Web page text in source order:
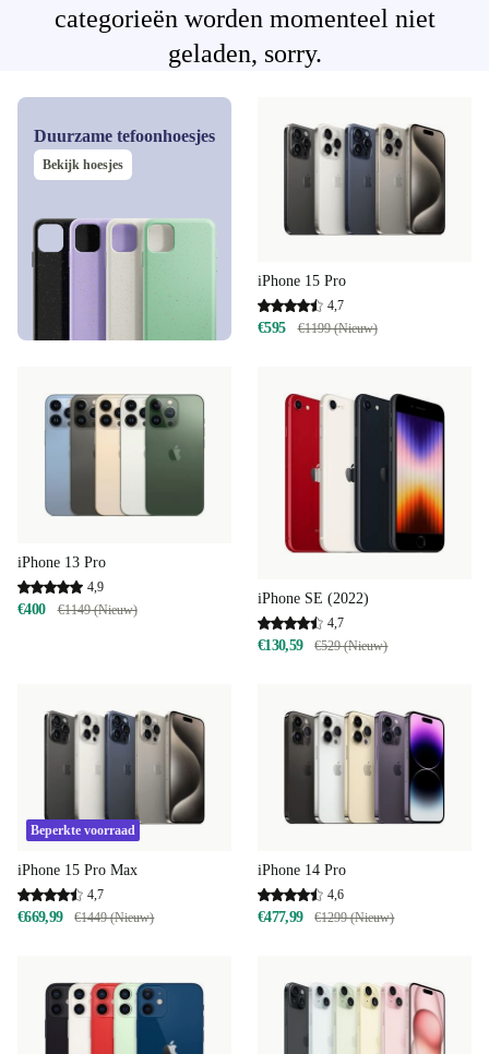
categorieën worden momenteel niet
geladen, sorry.
Duurzame tefoonhoesjes
Bekijk hoesjes
iPhone 15 Pro
4,7
€595 €1199 (Nieuw)
iPhone 13 Pro
4,9
€400 €1149 (Nieuw)
iPhone SE (2022)
4,7
€130,59 €529 (Nieuw)
Beperkte voorraad
iPhone 15 Pro Max
4,7
€669,99 €1449 (Nieuw)
iPhone 14 Pro
4,6
€477,99 €1299 (Nieuw)